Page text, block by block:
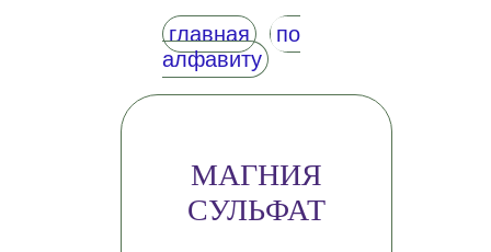
главная
по
алфавиту
МАГНИЯ
СУЛЬФАТ